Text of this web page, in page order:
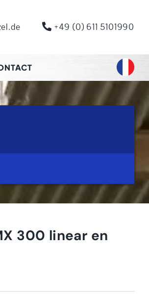
+49 (0) 611 5101990
300 linear en